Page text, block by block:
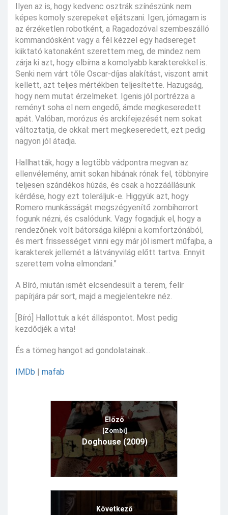
Ilyen az is, hogy kedvenc osztrák színészünk nem
képes komoly szerepeket eljátszani. Igen, jómagam is
az érzéketlen robotként, a Ragadozóval szembeszálló
kommandósként vagy a fél kézzel egy hadsereget
kiiktató katonaként szerettem meg, de mindez nem
zárja ki azt, hogy elbírna a komolyabb karakterekkel is.
Senki nem várt tőle Oscar-díjas alakítást, viszont amit
kellett, azt teljes mértékben teljesítette. Hazugság,
hogy nem mutat érzelmeket. Igenis jól portrézza a
reményt soha el nem engedő, ámde megkeseredett
apát. Valóban, morózus és arckifejezését nem sokat
változtatja, de okkal: mert megkeseredett, ezt pedig
nagyon jól átadja.
Hallhatták, hogy a legtöbb vádpontra megvan az
ellenvélemény, amit sokan hibának rónak fel, többnyire
teljesen szándékos húzás, és csak a hozzáállásunk
kérdése, hogy ezt toleráljuk-e. Higgyük azt, hogy
Romero munkásságát megszégyenítő zombihorrort
fogunk nézni, és csalódunk. Vagy fogadjuk el, hogy a
rendezőnek volt bátorsága kilépni a komfortzónából,
és mert frissességet vinni egy már jól ismert műfajba, a
karakterek jellemét a látványvilág előtt tartva. Ennyit
szerettem volna elmondani.”
A Bíró, miután ismét elcsendesült a terem, felír
papírjára pár sort, majd a megjelentekre néz.
[Bíró] Hallottuk a két álláspontot. Most pedig
kezdődjék a vita!
És a tömeg hangot ad gondolatainak...
IMDb | mafab
Előző
[Zombi]
Doghouse (2009)
Következő